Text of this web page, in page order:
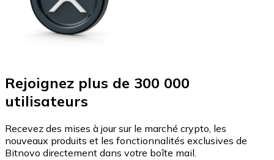
Rejoignez plus de 300 000
utilisateurs
Recevez des mises à jour sur le marché crypto, les
nouveaux produits et les fonctionnalités exclusives de
Bitnovo directement dans votre boîte mail.